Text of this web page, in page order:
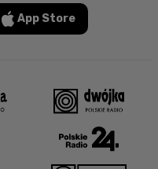
App Store